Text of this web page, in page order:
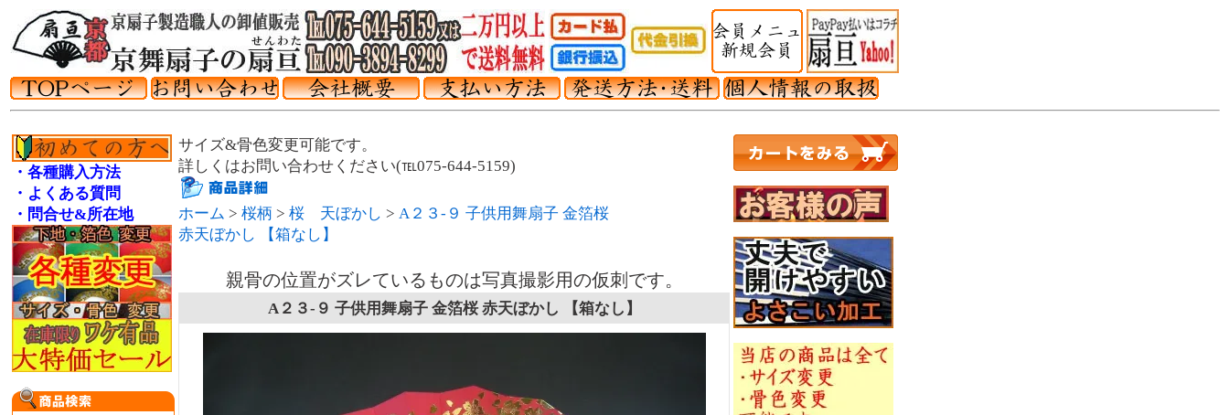
・各種購入方法
・よくある質問
・問合せ&所在地
サイズ&骨色変更可能です。
詳しくはお問い合わせください(℡075-644-5159)
ホーム > 桜柄 > 桜 天ぼかし > A２３-９ 子供用舞扇子 金箔桜
赤天ぼかし 【箱なし】
親骨の位置がズレているものは写真撮影用の仮刺です。
A２３-９ 子供用舞扇子 金箔桜 赤天ぼかし 【箱なし】